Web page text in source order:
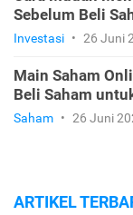
Sebelum Beli
Investasi • 26 Juni
Main Saham
Beli Saham
Saham • 26 Juni
ARTIKEL